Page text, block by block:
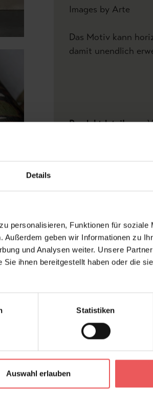
Details
personalisieren, Funktionen für soziale
geben wir Informationen zu
und Analysen weiter. Unsere
ihnen bereitgestellt haben oder die
Statistiken
Auswahl erlauben
Images by Arte
Das Motiv kann
damit unendlich
Produktdetails
Hersteller:
Farbton:
Konfektionierung:
Oberfläche:
Trägermaterial: